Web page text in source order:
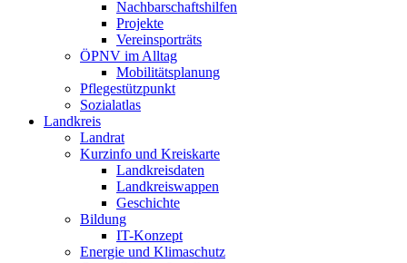
Nachbarschaftshilfen
Projekte
Vereinsporträts
ÖPNV im Alltag
Mobilitätsplanung
Pflegestützpunkt
Sozialatlas
Landkreis
Landrat
Kurzinfo und Kreiskarte
Landkreisdaten
Landkreiswappen
Geschichte
Bildung
IT-Konzept
Energie und Klimaschutz